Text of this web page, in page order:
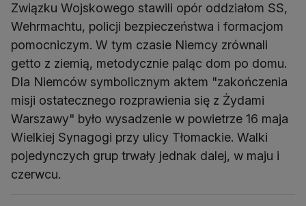
Związku Wojskowego stawili opór oddziałom SS,
Wehrmachtu, policji bezpieczeństwa i formacjom
pomocniczym. W tym czasie Niemcy zrównali
getto z ziemią, metodycznie paląc dom po domu.
Dla Niemców symbolicznym aktem "zakończenia
misji ostatecznego rozprawienia się z Żydami
Warszawy" było wysadzenie w powietrze 16 maja
Wielkiej Synagogi przy ulicy Tłomackie. Walki
pojedynczych grup trwały jednak dalej, w maju i
czerwcu.